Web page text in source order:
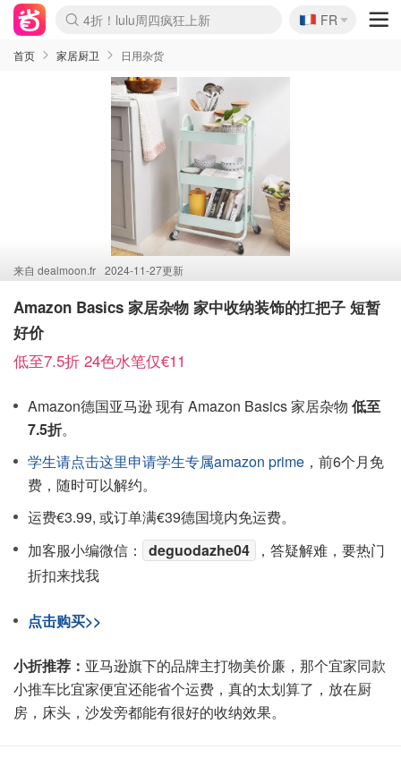
Boticinal 夏促开抢！
4折！lulu周四疯狂上新
还没结束！&OtherStories大促
Joybuy变相75折 随时失效
速领！Stanley独家85折
疑似霸哥！Camper额外叠85折
Zalando 奥莱闪促！每日更新
Moncler反季囤！5折起+叠9折
Coach Brooklyn仅€192
🇫🇷
FR
首页 家居厨卫 日用杂货
来自 dealmoon.fr 2024-11-27更新
Amazon Basics 家居杂物 家中收纳装饰的扛把子 短暂
好价
低至7.5折 24色水笔仅€11
Amazon德国亚马逊 现有 Amazon Basics 家居杂物 低至
7.5折。
学生请点击这里申请学生专属amazon prime ，前6个月免
费，随时可以解约。
运费€3.99, 或订单满€39德国境内免运费。
加客服小编微信：
deguodazhe04
，答疑解难，要热门
折扣来找我
点击购买>>
小折推荐： 亚马逊旗下的品牌主打物美价廉，那个宜家同款
小推车比宜家便宜还能省个运费，真的太划算了，放在厨
房，床头，沙发旁都能有很好的收纳效果。